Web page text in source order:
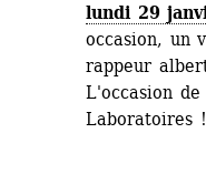
lundi 29
occasion, un
rappeur
L'occasion
Laboratoires !